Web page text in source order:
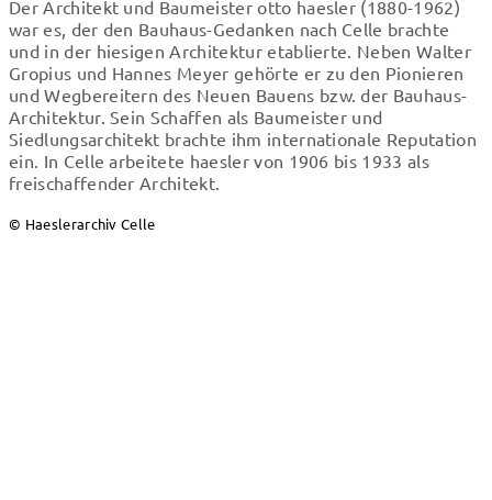
Der Architekt und Baumeister otto haesler (1880-1962)
war es, der den Bauhaus-Gedanken nach Celle brachte
und in der hiesigen Architektur etablierte. Neben Walter
Gropius und Hannes Meyer gehörte er zu den Pionieren
und Wegbereitern des Neuen Bauens bzw. der Bauhaus-
Architektur. Sein Schaffen als Baumeister und
Siedlungsarchitekt brachte ihm internationale Reputation
ein. In Celle arbeitete haesler von 1906 bis 1933 als
freischaffender Architekt.
© Haeslerarchiv Celle